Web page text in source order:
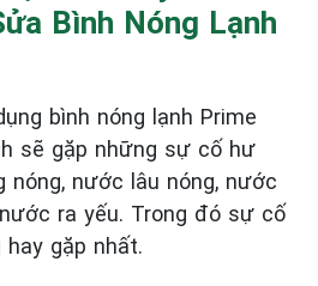
Bình Nóng Lạnh
bình nóng lạnh Prime
sẽ gặp những sự cố hư
nóng, nước lâu nóng, nước
ra yếu. Trong đó sự cố
gặp nhất.